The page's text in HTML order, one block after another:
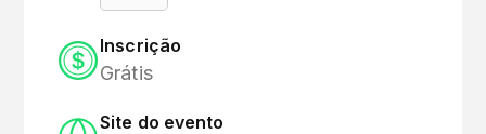
Inscrição
Grátis
Site do evento